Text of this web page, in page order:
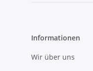
Informationen
Wir über uns